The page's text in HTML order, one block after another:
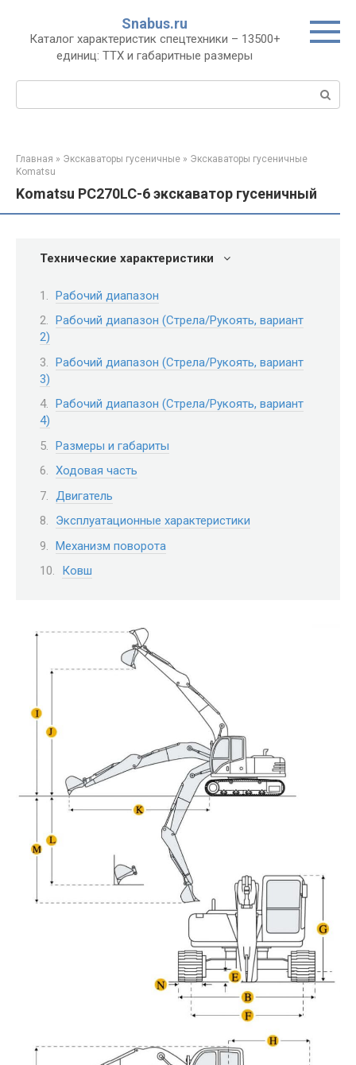
контенту
Snabus.ru
Каталог характеристик спецтехники – 13500+
единиц: ТТХ и габаритные размеры
Главная » Экскаваторы гусеничные » Экскаваторы гусеничные
Komatsu
Komatsu PC270LC-6 экскаватор гусеничный
Технические характеристики
Рабочий диапазон
Рабочий диапазон (Стрела/Рукоять, вариант
2)
Рабочий диапазон (Стрела/Рукоять, вариант
3)
Рабочий диапазон (Стрела/Рукоять, вариант
4)
Размеры и габариты
Ходовая часть
Двигатель
Эксплуатационные характеристики
Механизм поворота
Ковш